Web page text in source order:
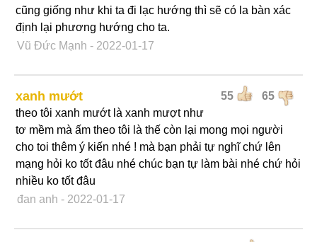
cũng giống như khi ta đi lạc hướng thì sẽ có la bàn xác
định lại phương hướng cho ta.
Vũ Đức Mạnh - 2022-01-17
55 65
xanh mướt
theo tôi xanh mướt là xanh mượt như
tơ mềm mà ấm theo tôi là thế còn lại mong mọi người
cho toi thêm ý kiến nhé ! mà bạn phải tự nghĩ chứ lên
mạng hỏi ko tốt đâu nhé chúc bạn tự làm bài nhé chứ hỏi
nhiều ko tốt đâu
đan anh - 2022-01-17